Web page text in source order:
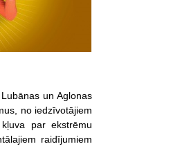
un Aglonas
no iedzīvotājiem
par ekstrēmu
raidījumiem